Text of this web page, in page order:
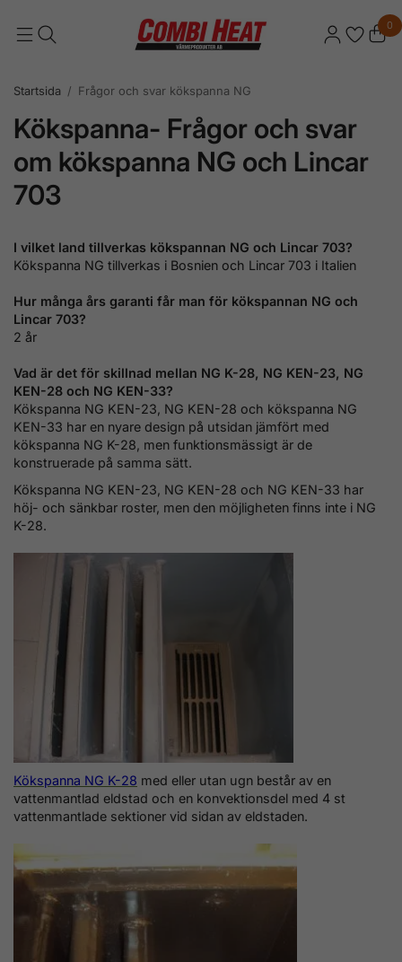
0
Startsida / Frågor och svar kökspanna NG
Kökspanna- Frågor och svar
om kökspanna NG och Lincar
703
I vilket land tillverkas kökspannan NG och Lincar 703?
Kökspanna NG tillverkas i Bosnien och Lincar 703 i Italien
Hur många års garanti får man för kökspannan NG och
Lincar 703?
2 år
Vad är det för skillnad mellan NG K-28, NG KEN-23, NG
KEN-28 och NG KEN-33?
Kökspanna NG KEN-23, NG KEN-28 och kökspanna NG
KEN-33 har en nyare design på utsidan jämfört med
kökspanna NG K-28, men funktionsmässigt är de
konstruerade på samma sätt.
Kökspanna NG KEN-23, NG KEN-28 och NG KEN-33 har
höj- och sänkbar roster, men den möjligheten finns inte i NG
K-28.
Kökspanna NG K-28 med eller utan ugn består av en
vattenmantlad eldstad och en konvektionsdel med 4 st
vattenmantlade sektioner vid sidan av eldstaden.